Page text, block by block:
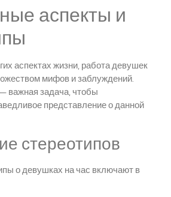
аспекты и
аспектах жизни, работа девушек
мифов и заблуждений.
важная задача, чтобы
представление о данной
стереотипов
о девушках на час включают в